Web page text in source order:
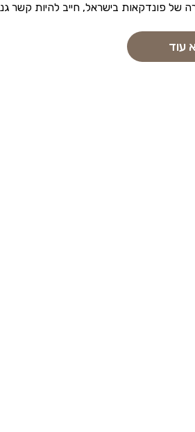
של פונדקאות בישראל, חייב להיות קשר
עוד